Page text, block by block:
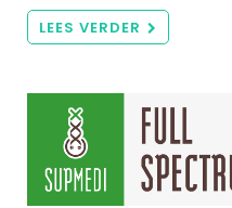
LEES VERDER